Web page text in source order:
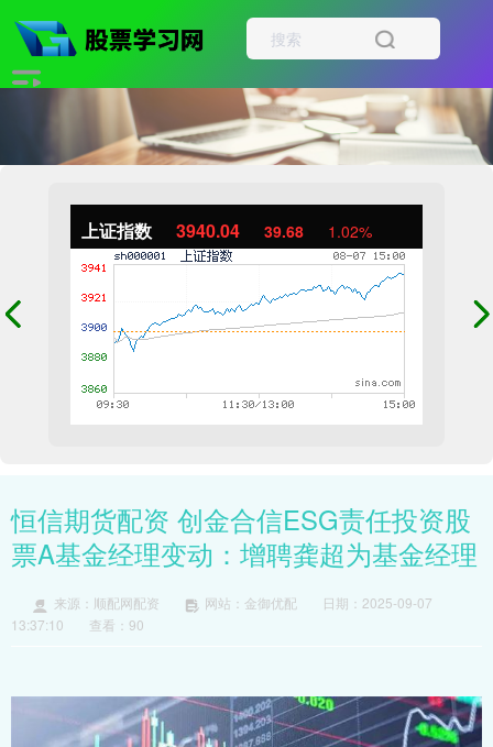
上证指数 3940.04 39.68 1.02%
恒信期货配资 创金合信ESG责任投资股
票A基金经理变动：增聘龚超为基金经理
来源：顺配网配资 网站：金御优配
日期：2025-09-07
13:37:10
查看：90